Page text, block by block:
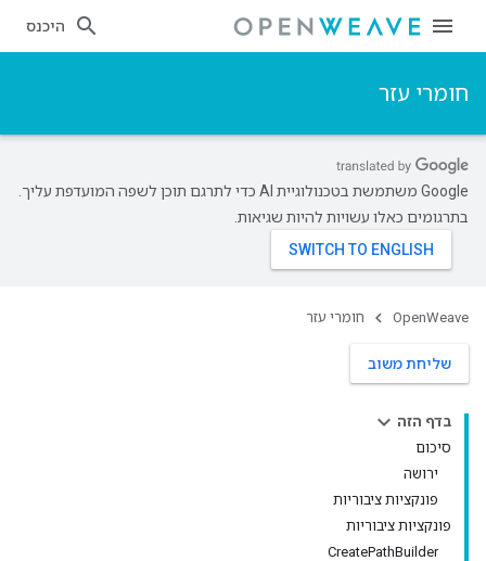
היכנס
חומרי עזר
‫Google משתמשת בטכנולוגיית AI כדי לתרגם תוכן לשפה המועדפת עליך.
בתרגומים כאלו עשויות להיות שגיאות.
OpenWeave חומרי עזר
שליחת משוב
בדף הזה
סיכום
ירושה
פונקציות ציבוריות
פונקציות ציבוריות
CreatePathBuilder